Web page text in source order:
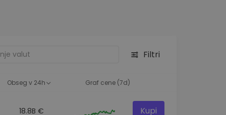
Filtri
Obseg v 24h Graf cene (7d)
18.8B € Kupi